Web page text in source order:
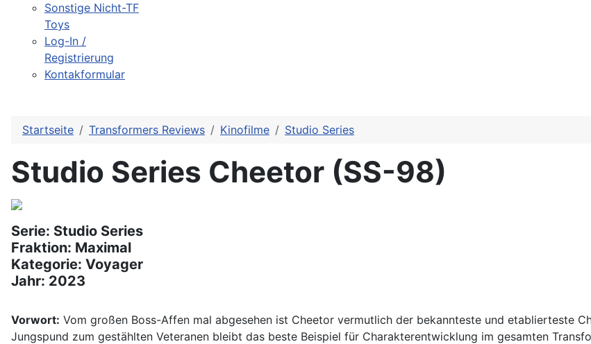
Sonstige Nicht-TF
Toys
Log-In /
Registrierung
Kontakformular
Startseite Transformers Reviews Kinofilme Studio Series
Studio Series Cheetor (SS-98)
Serie: Studio Series
Fraktion: Maximal
Kategorie: Voyager
Jahr: 2023
Vorwort: Vom großen Boss-Affen mal abgesehen ist Cheetor vermutlich der bekannteste und etablierteste
Jungspund zum gestählten Veteranen bleibt das beste Beispiel für Charakterentwicklung im gesamten